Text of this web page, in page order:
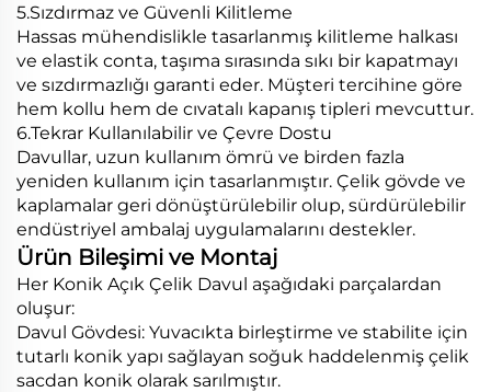
5.Sızdırmaz ve Güvenli Kilitleme
Hassas mühendislikle tasarlanmış kilitleme halkası
ve elastik conta, taşıma sırasında sıkı bir kapatmayı
ve sızdırmazlığı garanti eder. Müşteri tercihine göre
hem kollu hem de cıvatalı kapanış tipleri mevcuttur.
6.Tekrar Kullanılabilir ve Çevre Dostu
Davullar, uzun kullanım ömrü ve birden fazla
yeniden kullanım için tasarlanmıştır. Çelik gövde ve
kaplamalar geri dönüştürülebilir olup, sürdürülebilir
endüstriyel ambalaj uygulamalarını destekler.
Ürün Bileşimi ve Montaj
Her Konik Açık Çelik Davul aşağıdaki parçalardan
oluşur:
Davul Gövdesi: Yuvacıkta birleştirme ve stabilite için
tutarlı konik yapı sağlayan soğuk haddelenmiş çelik
sacdan konik olarak sarılmıştır.